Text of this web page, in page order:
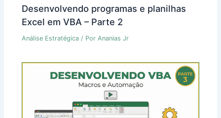
Desenvolvendo programas e planilhas
Excel em VBA – Parte 2
Análise Estratégica / PorAnanias Jr